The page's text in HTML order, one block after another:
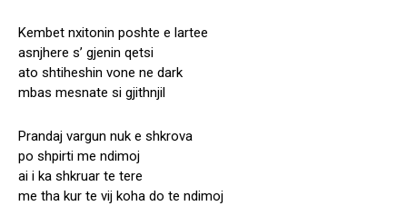
Kembet nxitonin poshte e lartee
asnjhere s’ gjenin qetsi
ato shtiheshin vone ne dark
mbas mesnate si gjithnjil
Prandaj vargun nuk e shkrova
po shpirti me ndimoj
ai i ka shkruar te tere
me tha kur te vij koha do te ndimoj